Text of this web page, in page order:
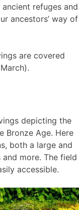
refuges and
ancestors’ way of
are covered
depicting the
Bronze Age. Here
both a large and
more. The field
accessible.